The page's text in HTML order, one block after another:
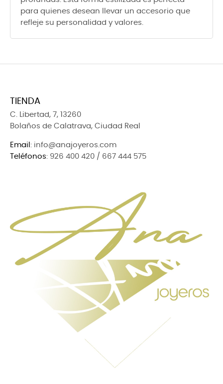
para quienes desean llevar un accesorio que
refleje su personalidad y valores.
TIENDA
C. Libertad, 7, 13260
Bolaños de Calatrava, Ciudad Real
Email : info@anajoyeros.com
Teléfonos: 926 400 420 / 667 444 575